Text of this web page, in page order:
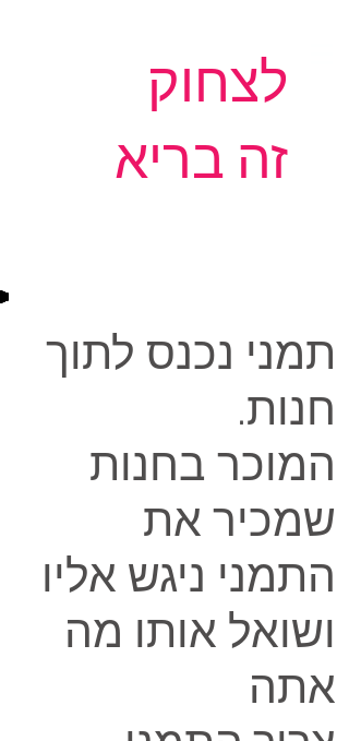
לצחוק
זה בריא
תמני נכנס לתוך
חנות.
המוכר בחנות
שמכיר את
התמני ניגש אליו
ושואל אותו מה
אתה